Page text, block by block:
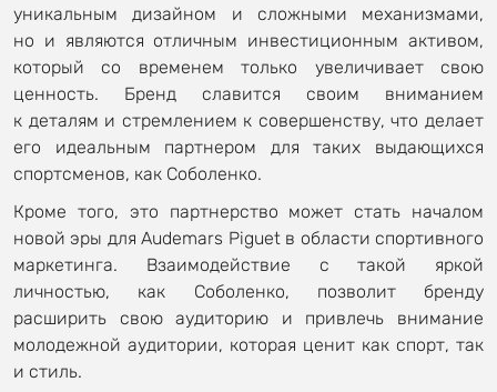
уникальным дизайном и сложными механизмами,
но и являются отличным инвестиционным активом,
который со временем только увеличивает свою
ценность. Бренд славится своим вниманием
к деталям и стремлением к совершенству, что делает
его идеальным партнером для таких выдающихся
спортсменов, как Соболенко.
Кроме того, это партнерство может стать началом
новой эры для Audemars Piguet в области спортивного
маркетинга. Взаимодействие с такой яркой
личностью, как Соболенко, позволит бренду
расширить свою аудиторию и привлечь внимание
молодежной аудитории, которая ценит как спорт, так
и стиль.